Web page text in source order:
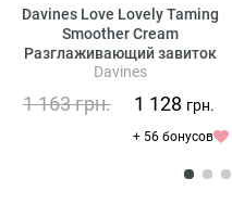
Davines Love Lovely Taming
Smoother Cream
Разглаживающий завиток
крем для волос
Davines
1 163грн. 1 128 грн.
+ 56 бонусов